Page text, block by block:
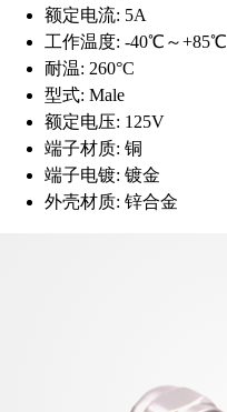
额定电流: 5A
工作温度: -40℃～+85℃
耐温: 260°C
型式: Male
额定电压: 125V
端子材质: 铜
端子电镀: 镀金
外壳材质: 锌合金